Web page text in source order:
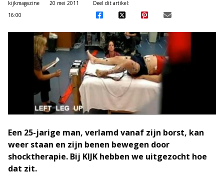
kijkmagazine
20 mei 2011
16:00
Deel dit artikel:
Een 25-jarige man, verlamd vanaf zijn borst, kan
weer staan en zijn benen bewegen door
shocktherapie. Bij KIJK hebben we uitgezocht hoe
dat zit.